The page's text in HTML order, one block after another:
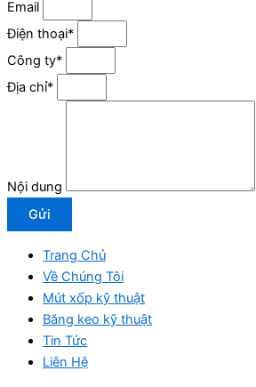
Email
Điện thoại*
Công ty*
Địa chỉ*
Nội dung
Gửi
Trang Chủ
Về Chúng Tôi
Mút xốp kỹ thuật
Băng keo kỹ thuật
Tin Tức
Liên Hệ